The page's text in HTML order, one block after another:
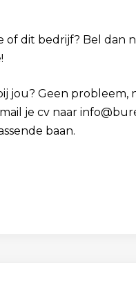
dit bedrijf? Bel dan
jou? Geen probleem,
mail je cv naar
baan.